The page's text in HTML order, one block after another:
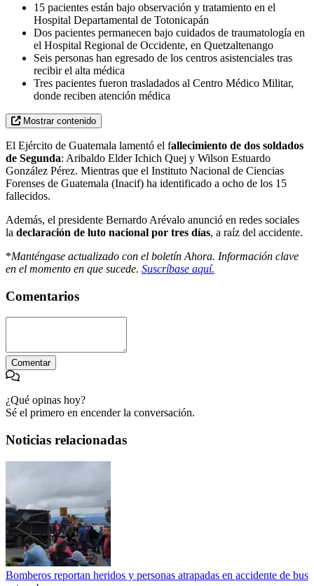
15 pacientes están bajo observación y tratamiento en el
Hospital Departamental de Totonicapán
Dos pacientes permanecen bajo cuidados de traumatología en
el Hospital Regional de Occidente, en Quetzaltenango
Seis personas han egresado de los centros asistenciales tras
recibir el alta médica
Tres pacientes fueron trasladados al Centro Médico Militar,
donde reciben atención médica
Mostrar contenido
El Ejército de Guatemala lamentó el fallecimiento de dos soldados
de Segunda: Aribaldo Elder Ichich Quej y Wilson Estuardo
González Pérez. Mientras que el Instituto Nacional de Ciencias
Forenses de Guatemala (Inacif) ha identificado a ocho de los 15
fallecidos.
Además, el presidente Bernardo Arévalo anunció en redes sociales
la declaración de luto nacional por tres días, a raíz del accidente.
*Manténgase actualizado con el boletín Ahora. Información clave
en el momento en que sucede. Suscríbase aquí.
Comentarios
Comentar
¿Qué opinas hoy?
Sé el primero en encender la conversación.
Noticias relacionadas
Bomberos reportan heridos y personas atrapadas en accidente de bus